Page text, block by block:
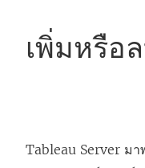
เพิ่มหรือ
Tableau Server มา